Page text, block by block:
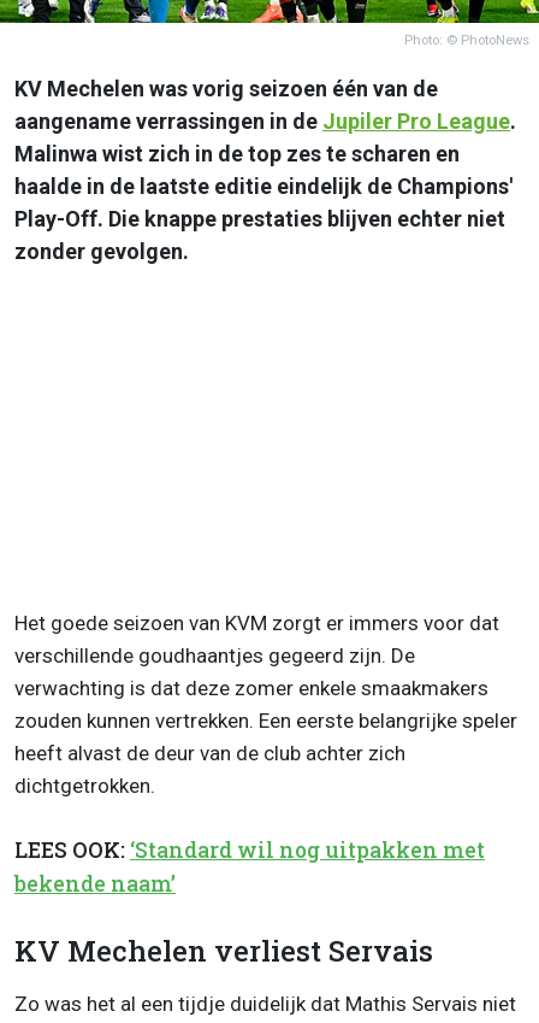
Photo: © PhotoNews
KV Mechelen was vorig seizoen één van de
aangename verrassingen in de Jupiler Pro League.
Malinwa wist zich in de top zes te scharen en
haalde in de laatste editie eindelijk de Champions'
Play-Off. Die knappe prestaties blijven echter niet
zonder gevolgen.
Het goede seizoen van KVM zorgt er immers voor dat
verschillende goudhaantjes gegeerd zijn. De
verwachting is dat deze zomer enkele smaakmakers
zouden kunnen vertrekken. Een eerste belangrijke speler
heeft alvast de deur van de club achter zich
dichtgetrokken.
LEES OOK: ‘Standard wil nog uitpakken met
bekende naam’
KV Mechelen verliest Servais
Zo was het al een tijdje duidelijk dat Mathis Servais niet